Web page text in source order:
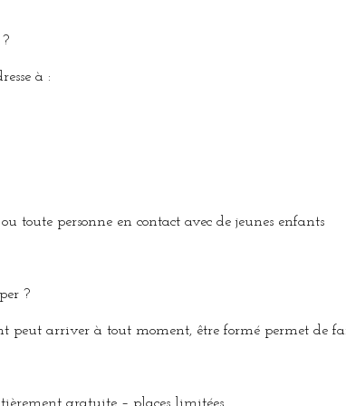
à :
toute personne en contact avec de jeunes enfants
?
peut arriver à tout moment, être formé permet de
gratuite – places limitées